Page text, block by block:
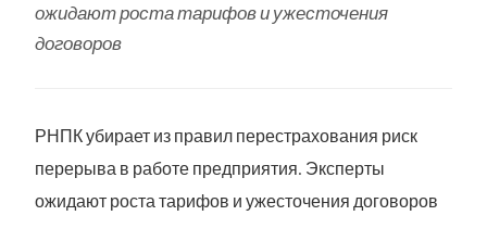
ожидают роста тарифов и ужесточения
договоров
РНПК убирает из правил перестрахования риск
перерыва в работе предприятия. Эксперты
ожидают роста тарифов и ужесточения договоров